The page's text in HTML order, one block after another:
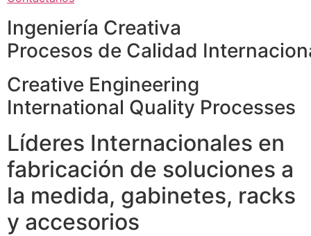
Ingeniería Creativa
Procesos de Calidad
Creative Engineering
International Quality Processes
Líderes Internacionales en
fabricación de soluciones a
la medida, gabinetes, racks
y accesorios